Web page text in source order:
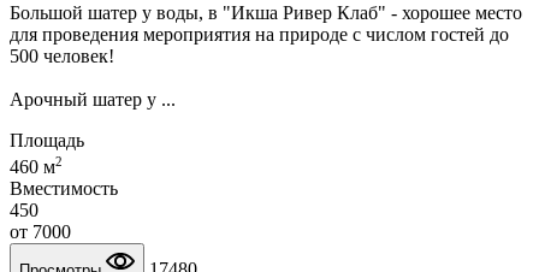
Большой шатер у воды, в "Икша Ривер Клаб" - хорошее место
для проведения мероприятия на природе с числом гостей до
500 человек!
Арочный шатер у ...
Площадь
460 м2
Вместимость
450
от 7000